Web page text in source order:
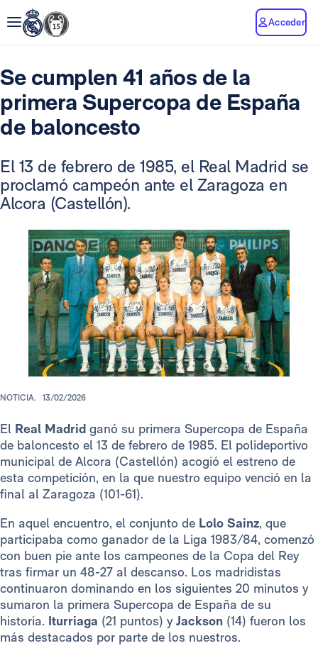
Acceder
Se cumplen 41 años de la
primera Supercopa de España
de baloncesto
El 13 de febrero de 1985, el Real Madrid se
proclamó campeón ante el Zaragoza en
Alcora (Castellón).
NOTICIA. 13/02/2026
El Real Madrid ganó su primera Supercopa de España
de baloncesto el 13 de febrero de 1985. El polideportivo
municipal de Alcora (Castellón) acogió el estreno de
esta competición, en la que nuestro equipo venció en la
final al Zaragoza (101-61).
En aquel encuentro, el conjunto de Lolo Sainz, que
participaba como ganador de la Liga 1983/84, comenzó
con buen pie ante los campeones de la Copa del Rey
tras firmar un 48-27 al descanso. Los madridistas
continuaron dominando en los siguientes 20 minutos y
sumaron la primera Supercopa de España de su
historia. Iturriaga (21 puntos) yJackson (14) fueron los
más destacados por parte de los nuestros.